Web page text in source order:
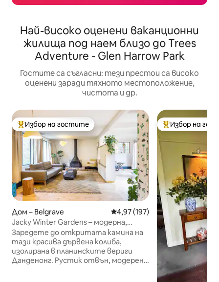
Най-високо оценени ваканционни
жилища под наем близо до Trees
Adventure - Glen Harrow Park
Гостите са съгласни: тези престои са високо
оценени заради тяхното местоположение,
чистота и др.
Най-популярен избор на гостите
Избор на гостите
Дом – Belgrave Средна оценка: 4,97 от 5,
4,97 (197)
Jacky Winter Gardens – модерна,
артистична хижа близо до поток
Заредете до откритата камина на
тази красива дървена колиба,
изолирана в планинските вериги
Данденонг. Рустик отвън, модерен
Най-популярен
Избор на